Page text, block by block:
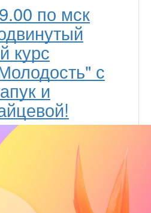
по мск
курс
с
и